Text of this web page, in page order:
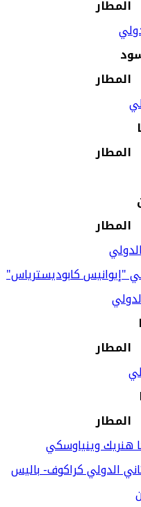
المطار
المطار
المطار
المطار
"إيوانيس كابوديسترياس"
المطار
المطار
هنريك وينياوسكي
الدولي كراكوف- باليس